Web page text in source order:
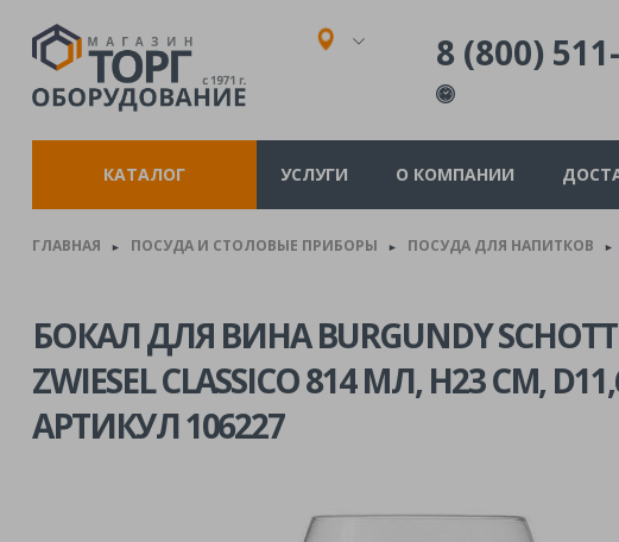
8 (800)
КАТАЛОГ УСЛУГИ О КОМПАНИИ
ГЛАВНАЯ ► ПОСУДА И СТОЛОВЫЕ ПРИБОРЫ ► ПОСУДА ДЛЯ НАПИТКОВ ►
БОКАЛ ДЛЯ ВИНА BURGUNDY SCHOTT
ZWIESEL CLASSICO 814 МЛ, H23 СМ,
АРТИКУЛ 106227